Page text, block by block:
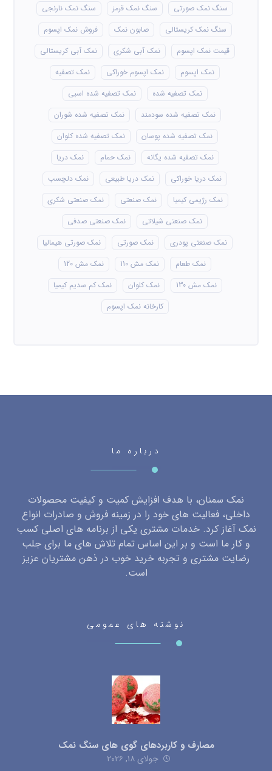
سنگ نمک صورتی
سنگ نمک قرمز
سنگ نمک نارنجی
سنگ نمک کریستالی
صابون نمک
فروش نمک اپسوم
قیمت نمک اپسوم
نمک آبی شکری
نمک آبی کریستالی
نمک اپسوم
نمک اپسوم خوراکی
نمک تصفیه
نمک تصفیه شده
نمک تصفیه شده اسبی
نمک تصفیه شده سودمند
نمک تصفیه شده شوران
نمک تصفیه شده پوسان
نمک تصفیه شده کلوان
نمک تصفیه شده یگانه
نمک حمام
نمک دریا
نمک دریا خوراکی
نمک دریا طبیعی
نمک دلچسب
نمک رژیمی کیمیا
نمک صنعتی
نمک صنعتی شکری
نمک صنعتی شیلاتی
نمک صنعتی صدفی
نمک صنعتی پودری
نمک صورتی
نمک صورتی هیمالیا
نمک طعام
نمک مش 110
نمک مش 120
نمک مش 130
نمک کلوان
نمک کم سدیم کیمیا
کارخانه نمک اپسوم
درباره ما
نمک سمنان، با هدف افزایش کمیت و کیفیت محصولات
داخلی، فعالیت های خود را در زمینه فروش و صادرات انواع
نمک آغاز کرد. خدمات مشتری یکی از برنامه های اصلی کسب
و کار ما است و بر این اساس تمام تلاش های ما برای جلب
رضایت مشتری و تجربه خرید خوب در ذهن مشتریان عزیز
است.
نوشته های عمومی
مصارف و کاربردهای گوی های سنگ نمک
جولای ۱۸, ۲۰۲۶